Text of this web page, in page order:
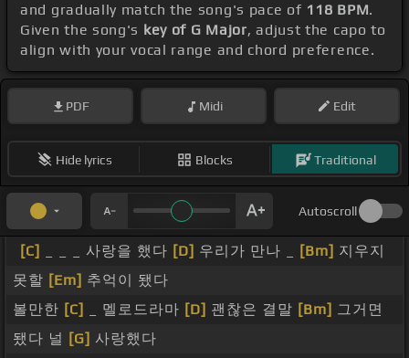
and gradually match the song's pace of 118 BPM.
Given the song's key of G Major, adjust the capo to
align with your vocal range and chord preference.
PDF Midi Edit
Hide lyrics Blocks Traditional
Autoscroll
[C] _ _ _ 사랑을 했다 [D] 우리가 만나 _ [Bm] 지우지
못할 [Em] 추억이 됐다
볼만한 [C] _ 멜로드라마 [D] 괜찮은 결말 [Bm] 그거면
됐다 널 [G] 사랑했다